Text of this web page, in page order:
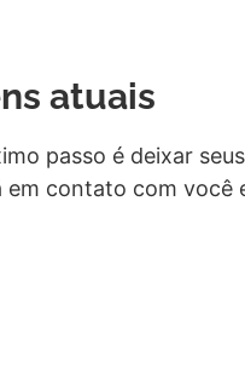
atuais
passo é deixar
contato com você